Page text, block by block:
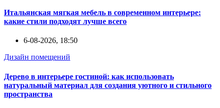
Итальянская мягкая мебель в современном интерьере:
какие стили подходят лучше всего
6-08-2026, 18:50
Дизайн помещений
Дерево в интерьере гостиной: как использовать
натуральный материал для создания уютного и стильного
пространства